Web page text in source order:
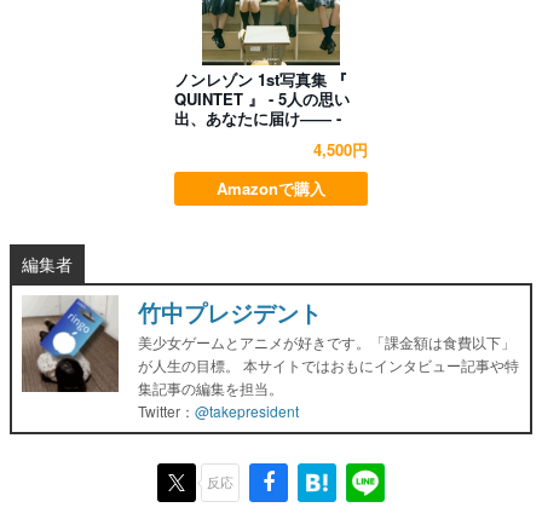
ノンレゾン 1st写真集 『
QUINTET 』 - 5人の思い
出、あなたに届け―― -
4,500円
Amazonで購入
編集者
竹中プレジデント
美少女ゲームとアニメが好きです。「課金額は食費以下」
が人生の目標。 本サイトではおもにインタビュー記事や特
集記事の編集を担当。
Twitter： @takepresident
反応